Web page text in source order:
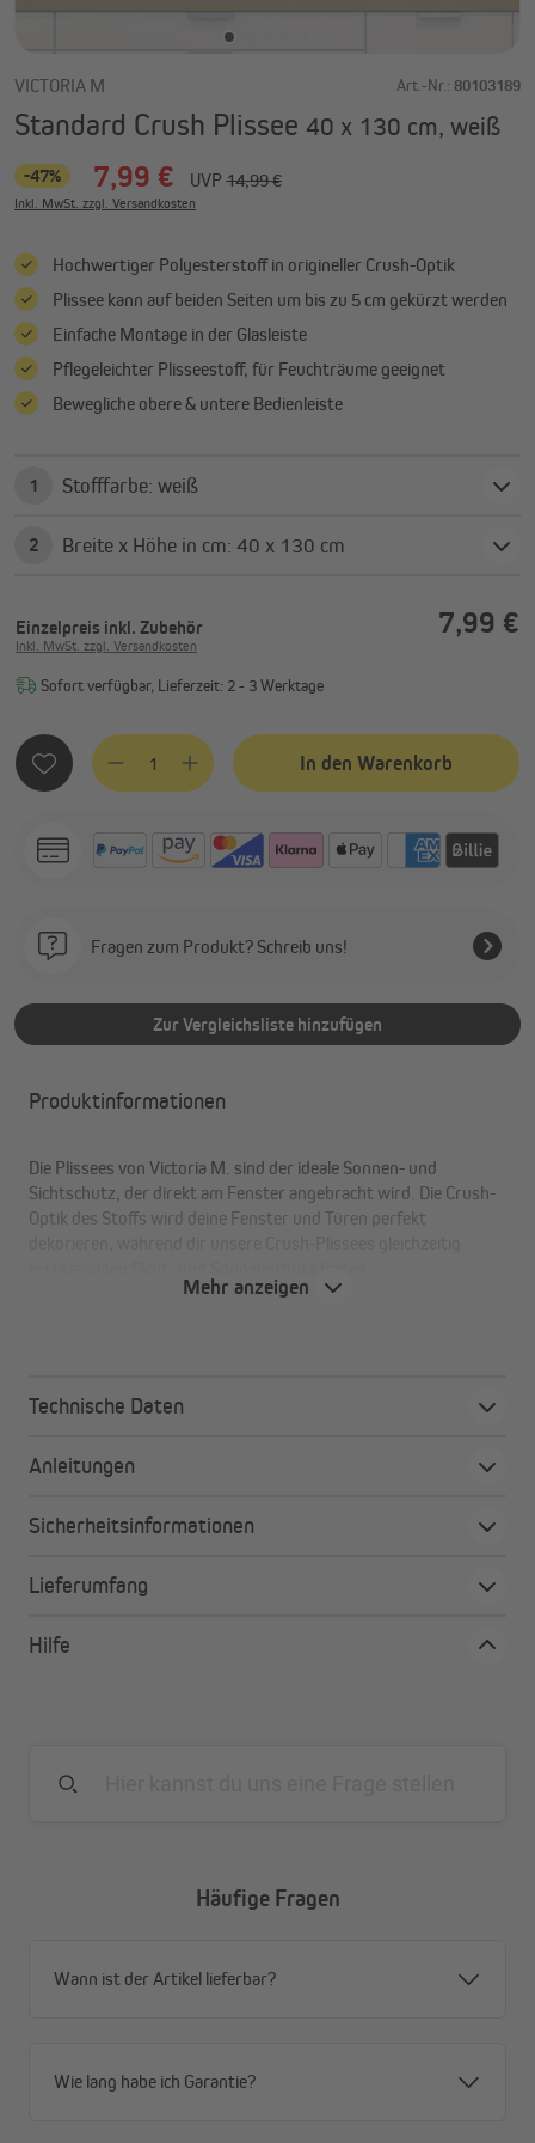
VICTORIA M Art.-Nr.: 80103189
Standard Crush Plissee 40 x 130 cm, weiß
-47% 7,99 € UVP 14,99 €
Inkl. MwSt. zzgl. Versandkosten
Hochwertiger Polyesterstoff in origineller Crush-Optik
Plissee kann auf beiden Seiten um bis zu 5 cm gekürzt werden
Einfache Montage in der Glasleiste
Pflegeleichter Plisseestoff, für Feuchträume geeignet
Bewegliche obere & untere Bedienleiste
1 Stofffarbe: weiß
2 Breite x Höhe in cm: 40 x 130 cm
Einzelpreis inkl. Zubehör 7,99 €
Inkl. MwSt. zzgl. Versandkosten
Sofort verfügbar, Lieferzeit: 2 - 3 Werktage
Produkt Anzahl: Gib den gewünschten Wert ein oder
In den Warenkorb
Fragen zum Produkt? Schreib uns!
Zur Vergleichsliste hinzufügen
Produktinformationen
Die Plissees von Victoria M. sind der ideale Sonnen- und
Sichtschutz, der direkt am Fenster angebracht wird. Die Crush-
Optik des Stoffs wird deine Fenster und Türen perfekt
Hochwertiger Polyesterstoff in origineller Crush-
werden
Pflegeleichter Plisseestoff, für Feuchträume geeignet
Mehr anzeigen
Technische Daten
Anleitungen
Sicherheitsinformationen
Lieferumfang
Hilfe
Häufige Fragen
Wann ist der Artikel lieferbar?
Wie lang habe ich Garantie?